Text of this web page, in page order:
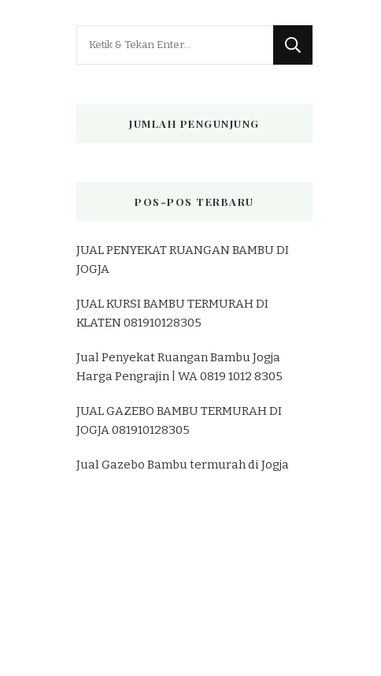
JUMLAH PENGUNJUNG
POS-POS TERBARU
JUAL PENYEKAT RUANGAN BAMBU DI
JOGJA
JUAL KURSI BAMBU TERMURAH DI
KLATEN 081910128305
Jual Penyekat Ruangan Bambu Jogja
Harga Pengrajin | WA 0819 1012 8305
JUAL GAZEBO BAMBU TERMURAH DI
JOGJA 081910128305
Jual Gazebo Bambu termurah di Jogja